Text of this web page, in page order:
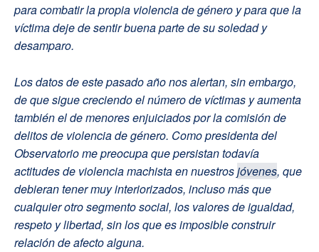
para combatir la propia violencia de género y para que la
víctima deje de sentir buena parte de su soledad y
desamparo.
Los datos de este pasado año nos alertan, sin embargo,
de que sigue creciendo el número de víctimas y aumenta
también el de menores enjuiciados por la comisión de
delitos de violencia de género. Como presidenta del
Observatorio me preocupa que persistan todavía
actitudes de violencia machista en nuestrosjóvenes, que
debieran tener muy interiorizados, incluso más que
cualquier otro segmento social, los valores de igualdad,
respeto y libertad, sin los que es imposible construir
relación de afecto alguna.